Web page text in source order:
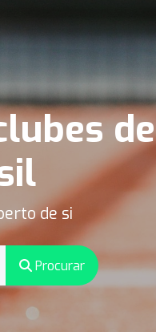
de
de si
Procurar